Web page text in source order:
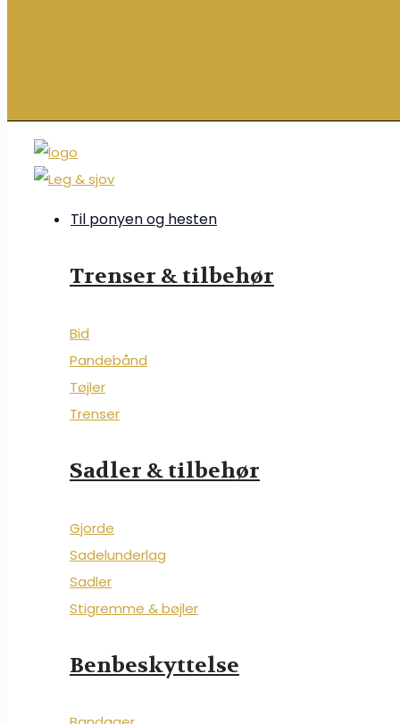
Til ponyen og hesten
Trenser & tilbehør
Bid
Pandebånd
Tøjler
Trenser
Sadler & tilbehør
Gjorde
Sadelunderlag
Sadler
Stigremme & bøjler
Benbeskyttelse